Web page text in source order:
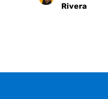
Rivera